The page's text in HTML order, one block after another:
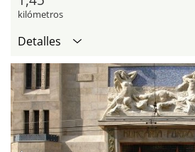
kilómetros
Detalles